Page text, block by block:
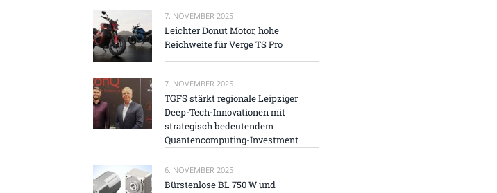
7. NOVEMBER 2025
Leichter Donut Motor, hohe
Reichweite für Verge TS Pro
7. NOVEMBER 2025
TGFS stärkt regionale Leipziger
Deep-Tech-Innovationen mit
strategisch bedeutendem
Quantencomputing-Investment
6. NOVEMBER 2025
Bürstenlose BL 750 W und